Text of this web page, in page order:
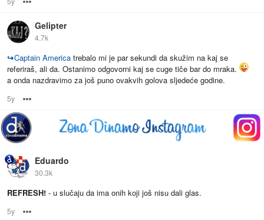
Gelipter
4.7k
↪Captain America trebalo mi je par sekundi da skužim na kaj se
referiraš, ali da. Ostanimo odgovorni kaj se cuge tiče bar do mraka.
a onda nazdravimo za još puno ovakvih golova sljedeće godine.
5y
Eduardo
30.3k
REFRESH! - u slučaju da ima onih koji još nisu dali glas.
5y